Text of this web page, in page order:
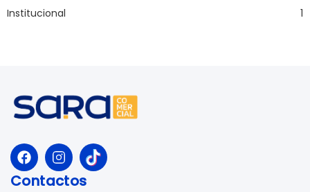
Institucional
1
Contactos